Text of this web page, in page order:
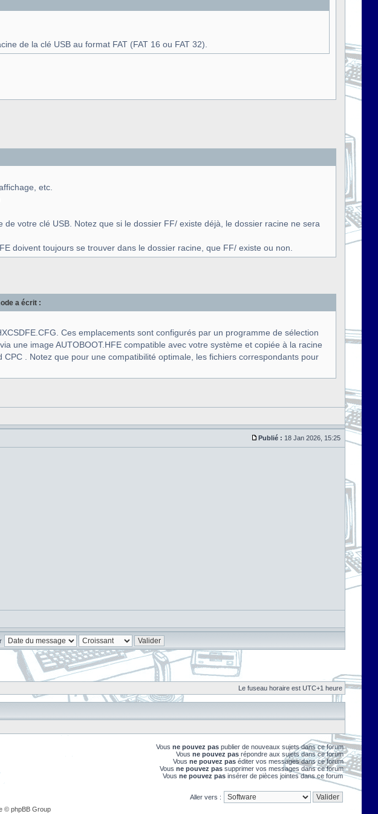
de la clé USB au format FAT (FAT 16 ou FAT 32).
etc.
votre clé USB. Notez que si le dossier FF/ existe déjà, le dossier racine ne sera
doivent toujours se trouver dans le dossier racine, que FF/ existe ou non.
a écrit :
Ces emplacements sont configurés par un programme de sélection
une image AUTOBOOT.HFE compatible avec votre système et copiée à la racine
. Notez que pour une compatibilité optimale, les fichiers correspondants pour
Publié : 18 Jan 2026, 15:25
Le fuseau horaire est UTC+1 heure
Vous ne pouvez pas publier de nouveaux sujets dans ce forum
Vous ne pouvez pas répondre aux sujets dans ce forum
Vous ne pouvez pas éditer vos messages dans ce forum
Vous ne pouvez pas supprimer vos messages dans ce forum
Vous ne pouvez pas insérer de pièces jointes dans ce forum
Aller vers :
© phpBB Group